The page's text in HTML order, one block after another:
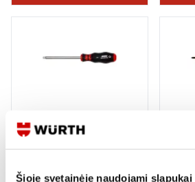
Šioje svetainėje naudojami slapukai
KVADRATINIU GALU
Peržiūrėti